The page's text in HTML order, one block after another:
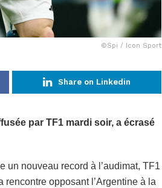
©Spi / Icon Sport
Share on Linkedin
par TF1 mardi soir, a écrasé
un nouveau record à l’audimat, TF1
opposant l’Argentine à la